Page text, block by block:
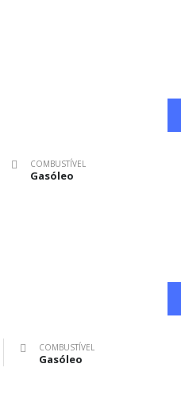
COMBUSTÍVEL
Gasóleo
COMBUSTÍVEL
Gasóleo